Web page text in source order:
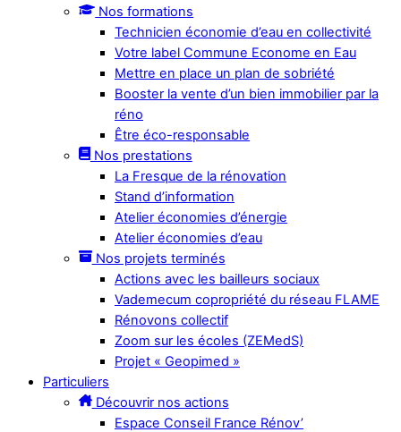
Nos formations
Technicien économie d’eau en collectivité
Votre label Commune Econome en Eau
Mettre en place un plan de sobriété
Booster la vente d’un bien immobilier par la
réno
Être éco-responsable
Nos prestations
La Fresque de la rénovation
Stand d’information
Atelier économies d’énergie
Atelier économies d’eau
Nos projets terminés
Actions avec les bailleurs sociaux
Vademecum copropriété du réseau FLAME
Rénovons collectif
Zoom sur les écoles (ZEMedS)
Projet « Geopimed »
Particuliers
Découvrir nos actions
Espace Conseil France Rénov’